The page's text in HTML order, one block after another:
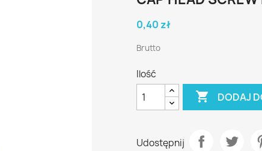
0,40 zł
Brutto
Ilość
 DODAJ
Udostępnij